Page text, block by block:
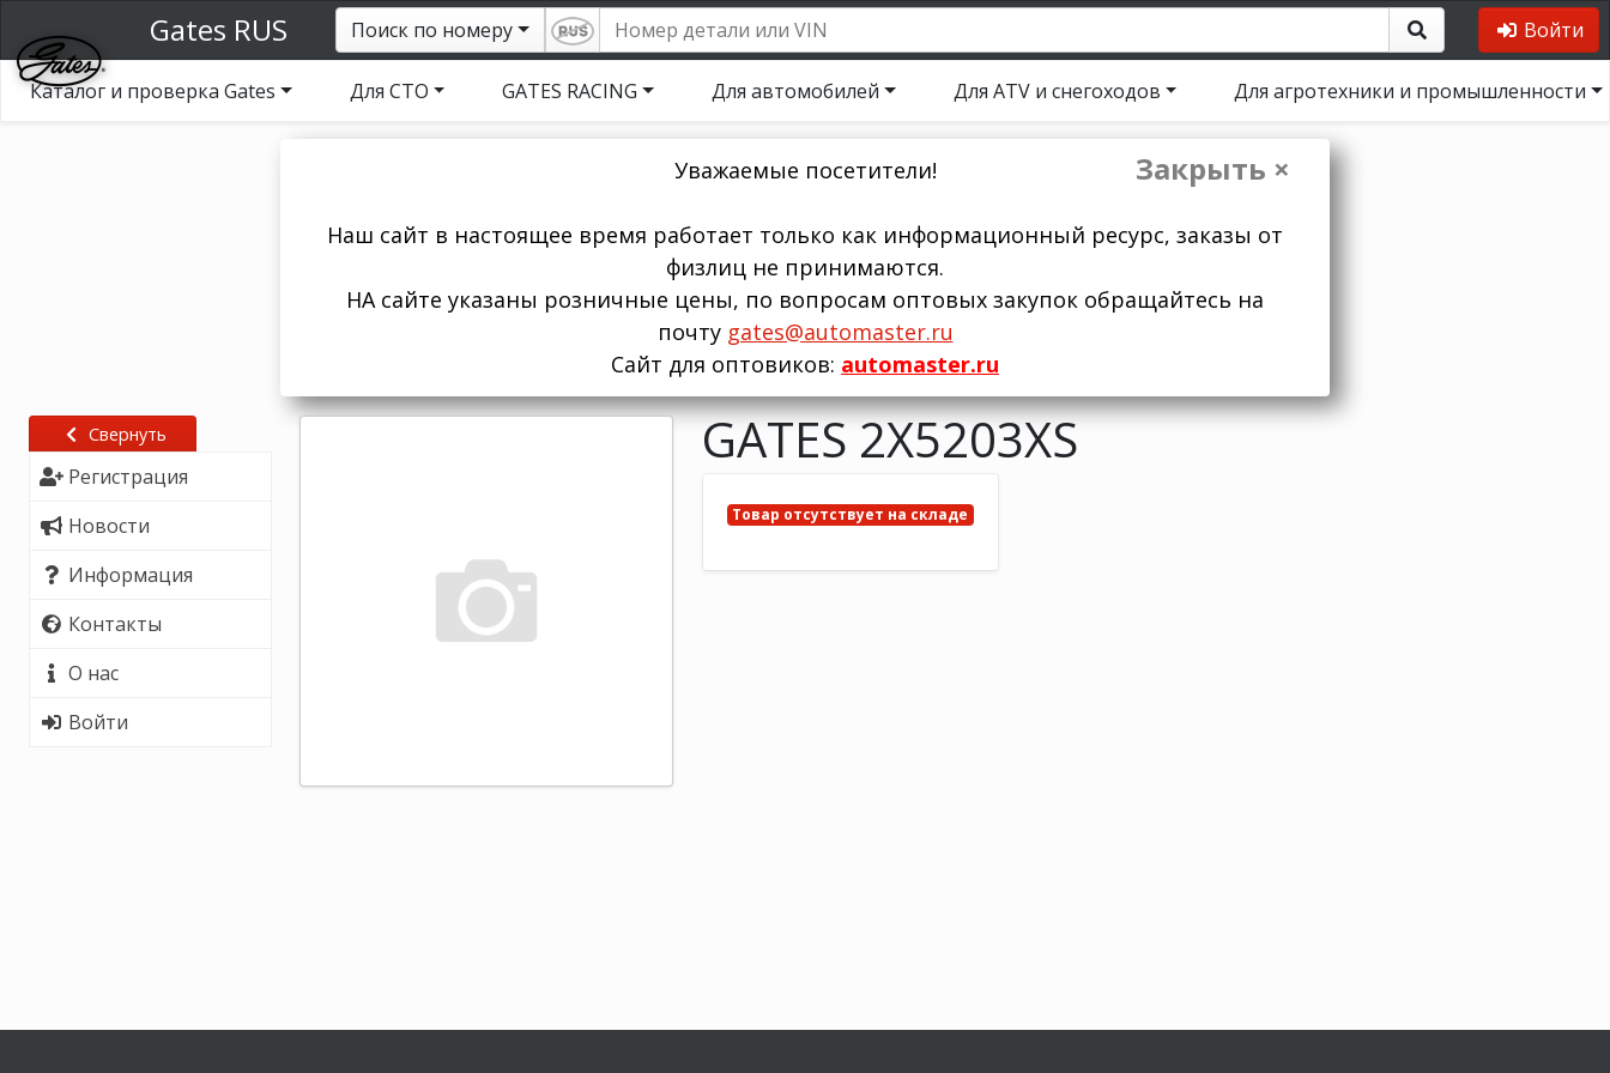
Gates RUS Поиск по номеру Войти
Каталог и проверка Gates Для СТО GATES RACING Для автомобилей Для ATV и снегоходов Для агротехники и промышленности
Закрыть ×
Уважаемые посетители!
Наш сайт в настоящее время работает только как информационный ресурс, заказы от
физлиц не принимаются.
НА сайте указаны розничные цены, по вопросам оптовых закупок обращайтесь на
почту gates@automaster.ru
Сайт для оптовиков: automaster.ru
Свернуть
Регистрация
Новости
Информация
Контакты
О нас
Войти
GATES 2X5203XS
Товар отсутствует на складе